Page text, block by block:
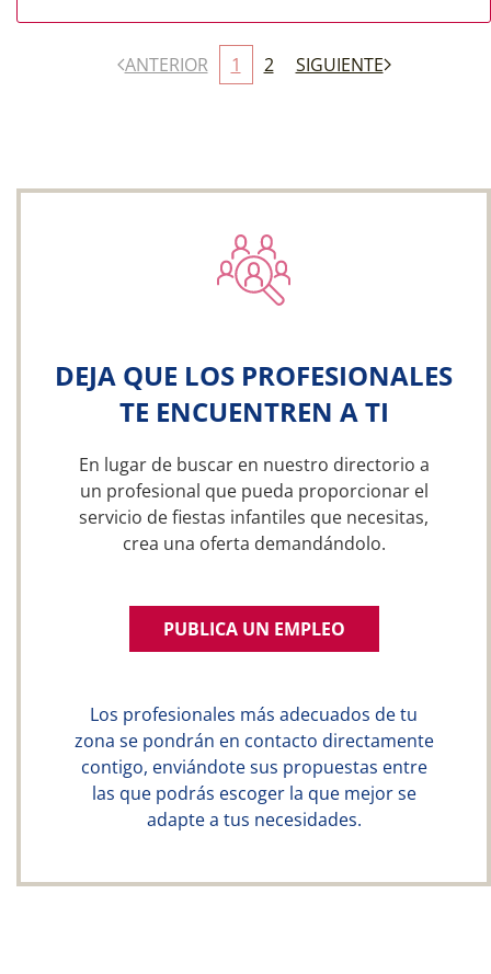
ANTERIOR 1 2 SIGUIENTE
DEJA QUE LOS PROFESIONALES
TE ENCUENTREN A TI
En lugar de buscar en nuestro directorio a
un profesional que pueda proporcionar el
servicio de fiestas infantiles que necesitas,
crea una oferta demandándolo.
PUBLICA UN EMPLEO
Los profesionales más adecuados de tu
zona se pondrán en contacto directamente
contigo, enviándote sus propuestas entre
las que podrás escoger la que mejor se
adapte a tus necesidades.